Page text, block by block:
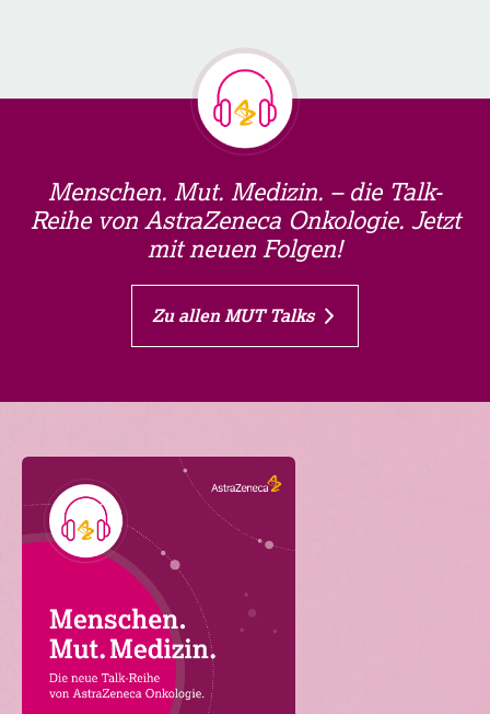
Menschen. Mut. Medizin. – die Talk-
Reihe von AstraZeneca Onkologie. Jetzt
mit neuen Folgen!
Zu allen MUT Talks